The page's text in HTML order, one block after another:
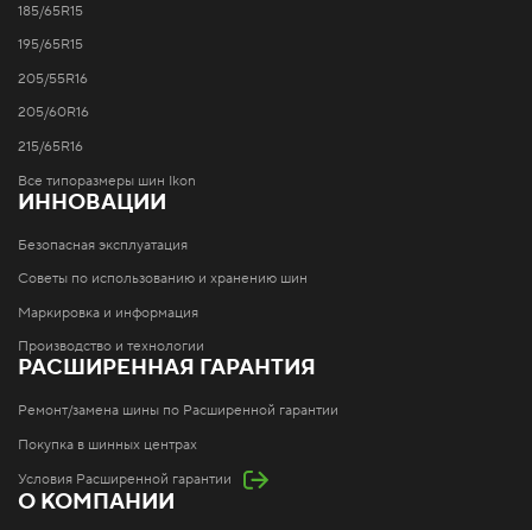
185/65R15
195/65R15
205/55R16
205/60R16
215/65R16
Все типоразмеры шин Ikon
ИННОВАЦИИ
Безопасная эксплуатация
Советы по использованию и хранению шин
Маркировка и информация
Производство и технологии
РАСШИРЕННАЯ ГАРАНТИЯ
Ремонт/замена шины по Расширенной гарантии
Покупка в шинных центрах
Условия Расширенной гарантии
О КОМПАНИИ